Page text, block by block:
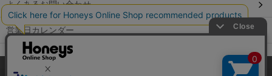
よくあるお問い合わせ
営業日カレンダー
店舗検索
当サイトでは、サイトの利便性向上のため、クッキー(Cookie)を使